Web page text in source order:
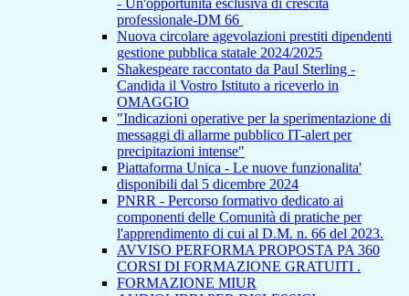
- Un'opportunità esclusiva di crescita
professionale-DM 66
Nuova circolare agevolazioni prestiti dipendenti
gestione pubblica statale 2024/2025
Shakespeare raccontato da Paul Sterling -
Candida il Vostro Istituto a riceverlo in
OMAGGIO
"Indicazioni operative per la sperimentazione di
messaggi di allarme pubblico IT-alert per
precipitazioni intense"
Piattaforma Unica - Le nuove funzionalita'
disponibili dal 5 dicembre 2024
PNRR - Percorso formativo dedicato ai
componenti delle Comunità di pratiche per
l'apprendimento di cui al D.M. n. 66 del 2023.
AVVISO PERFORMA PROPOSTA PA 360
CORSI DI FORMAZIONE GRATUITI .
FORMAZIONE MIUR